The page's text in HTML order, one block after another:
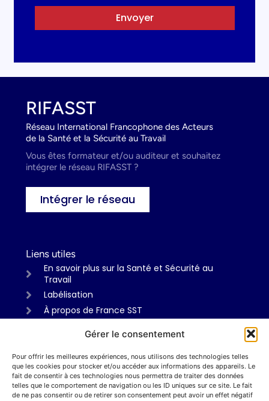
Gérer le consentement
Pour offrir les meilleures expériences, nous utilisons des technologies telles
que les cookies pour stocker et/ou accéder aux informations des appareils. Le
fait de consentir à ces technologies nous permettra de traiter des données
telles que le comportement de navigation ou les ID uniques sur ce site. Le fait
de ne pas consentir ou de retirer son consentement peut avoir un effet négatif
Envoyer
RIFASST
Réseau International Francophone des Acteurs
de la Santé et la Sécurité au Travail
Vous êtes formateur et/ou auditeur et souhaitez
intégrer le réseau RIFASST ?
Intégrer le réseau
Liens utiles
En savoir plus sur la Santé et Sécurité au
Travail
Labélisation
À propos de France SST
Informations
Mentions légales
Politiques de confidentialité